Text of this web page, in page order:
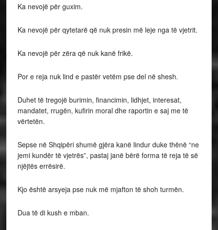
Ka nevojë për guxim.
Ka nevojë për qytetarë që nuk presin më leje nga të vjetrit.
Ka nevojë për zëra që nuk kanë frikë.
Por e reja nuk lind e pastër vetëm pse del në shesh.
Duhet të tregojë burimin, financimin, lidhjet, interesat,
mandatet, rrugën, kufirin moral dhe raportin e saj me të
vërtetën.
Sepse në Shqipëri shumë gjëra kanë lindur duke thënë “ne
jemi kundër të vjetrës”, pastaj janë bërë forma të reja të së
njëjtës errësirë.
Kjo është arsyeja pse nuk më mjafton të shoh turmën.
Dua të di kush e mban.